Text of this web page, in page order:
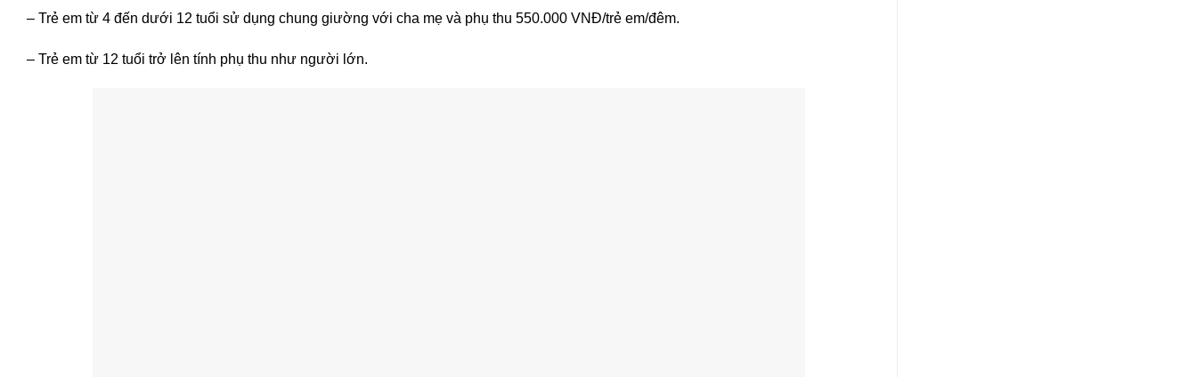
– Trẻ em từ 4 đến dưới 12 tuổi sử dụng chung giường với cha mẹ và phụ thu 550.000 VNĐ/trẻ em/đêm.
– Trẻ em từ 12 tuổi trở lên tính phụ thu như người lớn.